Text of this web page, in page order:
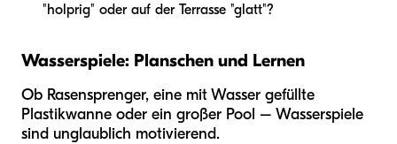
"holprig" oder auf der Terrasse "glatt"?
Wasserspiele: Planschen und Lernen
Ob Rasensprenger, eine mit Wasser gefüllte
Plastikwanne oder ein großer Pool – Wasserspiele
sind unglaublich motivierend.